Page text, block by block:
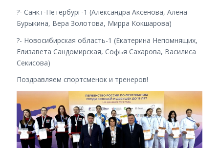
?- Санкт-Петербург-1 (Александра Аксёнова, Алёна
Бурыкина, Вера Золотова, Мирра Кокшарова)
?- Новосибирская область-1 (Екатерина Непомнящих,
Елизавета Сандомирская, Софья Сахарова, Василиса
Секисова)
Поздравляем спортсменок и тренеров!